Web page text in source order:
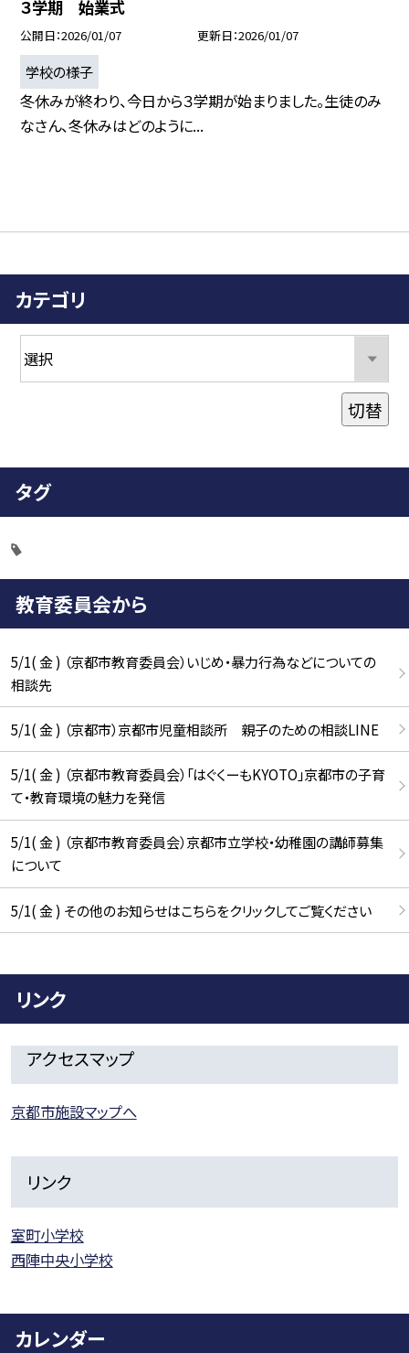
３学期 始業式
公開日 2026/01/07 更新日 2026/01/07
学校の様子
冬休みが終わり、今日から３学期が始まりました。生徒のみ
なさん、冬休みはどのように...
カテゴリ
切替
タグ
教育委員会から
5/1( 金 ) （京都市教育委員会）いじめ・暴力行為などについての
相談先
5/1( 金 ) （京都市）京都市児童相談所 親子のための相談LINE
5/1( 金 ) （京都市教育委員会）「はぐくーもKYOTO」京都市の子育
て・教育環境の魅力を発信
5/1( 金 ) （京都市教育委員会）京都市立学校・幼稚園の講師募集
について
5/1( 金 ) その他のお知らせはこちらをクリックしてご覧ください
リンク
アクセスマップ
京都市施設マップへ
リンク
室町小学校
西陣中央小学校
カレンダー